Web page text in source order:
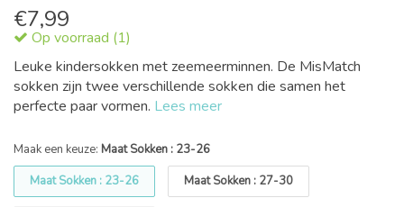
€7,99
Op voorraad (1)
Leuke kindersokken met zeemeerminnen. De MisMatch
sokken zijn twee verschillende sokken die samen het
perfecte paar vormen. Lees meer
Maak een keuze: Maat Sokken : 23-26
Maat Sokken : 23-26
Maat Sokken : 27-30